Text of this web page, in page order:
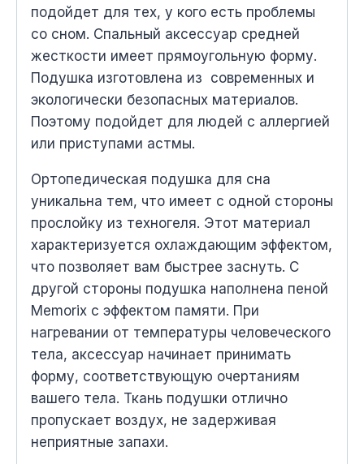
подойдет для тех, у кого есть проблемы
со сном. Спальный аксессуар средней
жесткости имеет прямоугольную форму.
Подушка изготовлена из современных и
экологически безопасных материалов.
Поэтому подойдет для людей с аллергией
или приступами астмы.
Ортопедическая подушка для сна
уникальна тем, что имеет с одной стороны
прослойку из техногеля. Этот материал
характеризуется охлаждающим эффектом,
что позволяет вам быстрее заснуть. С
другой стороны подушка наполнена пеной
Memorix с эффектом памяти. При
нагревании от температуры человеческого
тела, аксессуар начинает принимать
форму, соответствующую очертаниям
вашего тела. Ткань подушки отлично
пропускает воздух, не задерживая
неприятные запахи.